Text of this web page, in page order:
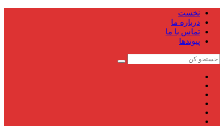
نخست
درباره ما
تماس با ما
پیوندها